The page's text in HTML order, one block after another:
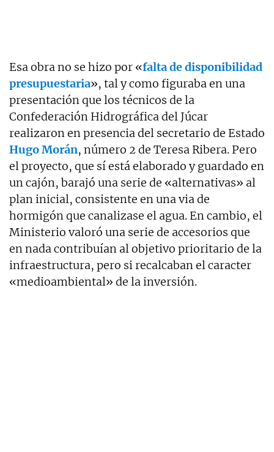
Esa obra no se hizo por «falta de disponibilidad
presupuestaria», tal y como figuraba en una
presentación que los técnicos de la
Confederación Hidrográfica del Júcar
realizaron en presencia del secretario de Estado
Hugo Morán, número 2 de Teresa Ribera. Pero
el proyecto, que sí está elaborado y guardado en
un cajón, barajó una serie de «alternativas» al
plan inicial, consistente en una via de
hormigón que canalizase el agua. En cambio, el
Ministerio valoró una serie de accesorios que
en nada contribuían al objetivo prioritario de la
infraestructura, pero si recalcaban el caracter
«medioambiental» de la inversión.